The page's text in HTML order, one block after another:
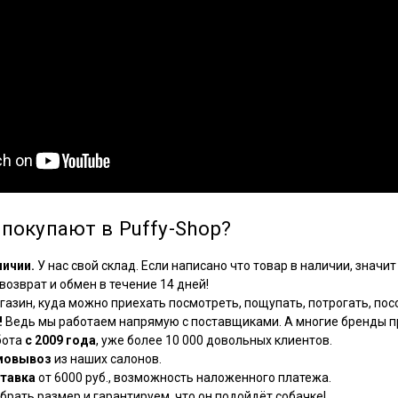
в Puffy-Shop?
У нас свой склад. Если написано что товар в наличии, значит
и обмен в течение 14 дней!
куда можно приехать посмотреть, пощупать, потрогать,
Ведь мы работаем напрямую с поставщиками. А многие бренды
с 2009 года, уже более 10 000 довольных клиентов.
из наших салонов.
от 6000 руб., возможность наложенного платежа.